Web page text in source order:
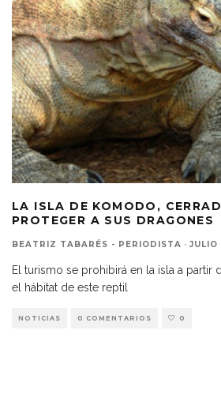
LA ISLA DE KOMODO,
PROTEGER A SUS DRAGONES
BEATRIZ TABARÉS - PERIODISTA · JULIO
El turismo se prohibirá en la isla a partir
el hábitat de este reptil
NOTICIAS 0 COMENTARIOS 0